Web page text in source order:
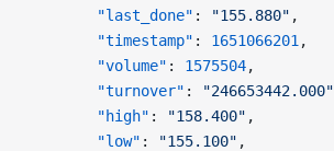
        "last_done"
: "155.880" ,
        "timestamp"
: 1651066201 ,
        "volume"
: 1575504,
        "turnover"
: "246653442.000"
        "high"
: "158.400" ,
        "low"
: "155.100" ,